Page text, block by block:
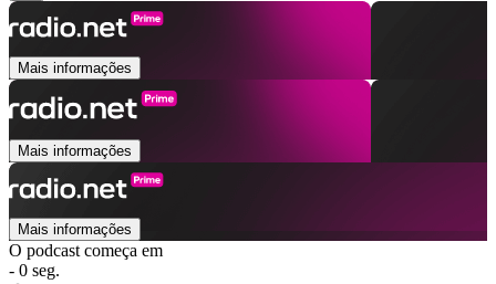
Mais informações
Mais informações
Mais informações
O podcast começa em
- 0 seg.